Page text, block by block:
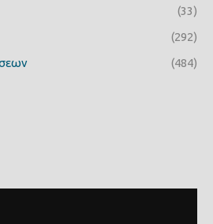
(33)
(292)
(484)